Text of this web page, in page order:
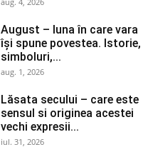
August – luna în care vara
își spune povestea. Istorie,
simboluri,...
aug. 1, 2026
Lăsata secului – care este
sensul si originea acestei
vechi expresii...
iul. 31, 2026